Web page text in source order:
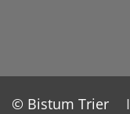
© Bistum Trier